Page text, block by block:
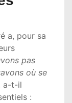
a, pour sa
pas
où se
a-t-il
: